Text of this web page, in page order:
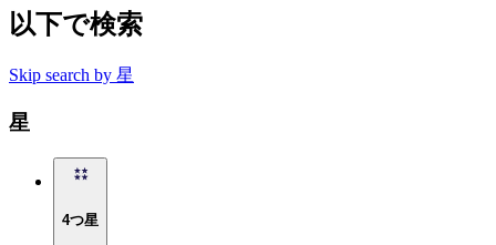
以下で検索
Skip search by 星
星
4つ星